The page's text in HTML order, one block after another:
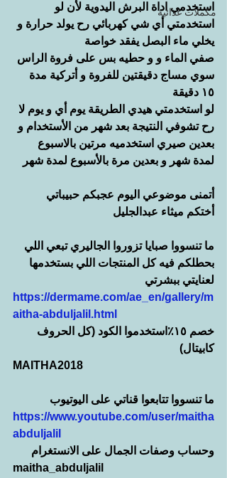
مكملات غذائية
استخدمي اداة البرش اليدوية لأن لو
استخدمتي أي شي كهربائي رح يولد حرارة و
يخلي ماء البصل يفقد خواصة
صفي الماء و و حطيه بس على فروة الراس
سوي مساج دقيقتين للفروة و أتركية مدة
١٥ دقيقة
لو استخدمتي هيدي الطريقة يوم أي و يوم لا
رح تشوفي النتيجة بعد شهر من الأستخدام و
بعدين صيري استخدميه مرتين بالاسبوع
لمدة شهر و بعدين مرة بالأسبوع لمدة شهر
أتمنى موضوعي اليوم عجبكم حبيباتي
أختكم ميثاء عبدالجليل
ما تنسووا صبايا تزوروا الجاليري تبعي اللي
بحطلكم فيه كل المنتجات اللي بستخدمها
لعنايتي ببشرتي
https://dermame.com/ae_en/gallery/m
aitha-abduljalil.html
خصم ١٥٪استخدموا الكود (كل الحروف
كابيتال)
MAITHA2018
ما تنسووا تتابعوا قناتي على اليوتيوب
https://www.youtube.com/user/maitha
abduljalil
وحساب وصفات الجمال على الانستغرام
maitha_abduljalil